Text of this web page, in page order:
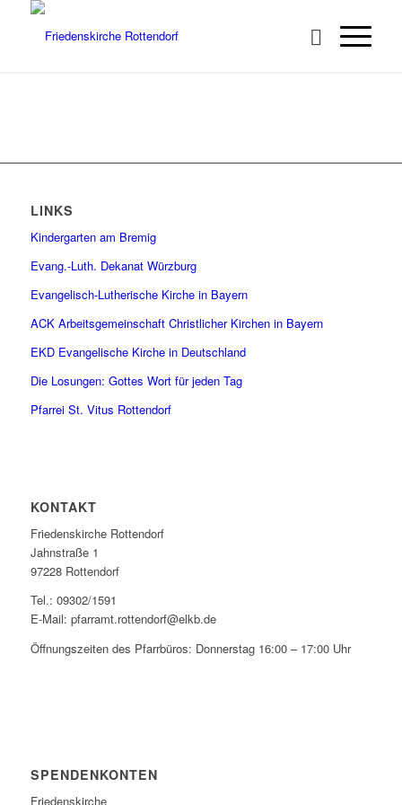
LINKS
Kindergarten am Bremig
Evang.-Luth. Dekanat Würzburg
Evangelisch-Lutherische Kirche in Bayern
ACK Arbeitsgemeinschaft Christlicher Kirchen in Bayern
EKD Evangelische Kirche in Deutschland
Die Losungen: Gottes Wort für jeden Tag
Pfarrei St. Vitus Rottendorf
KONTAKT
Friedenskirche Rottendorf
Jahnstraße 1
97228 Rottendorf
Tel.: 09302/1591
E-Mail: pfarramt.rottendorf@elkb.de
Öffnungszeiten des Pfarrbüros: Donnerstag 16:00 – 17:00 Uhr
SPENDENKONTEN
Friedenskirche